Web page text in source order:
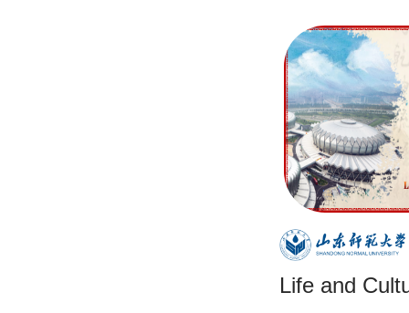
Life and